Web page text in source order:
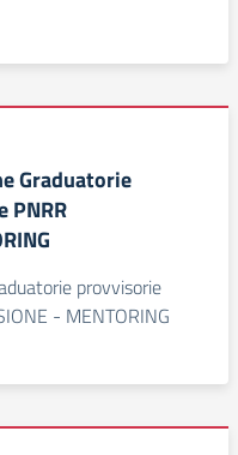
Graduatorie
PNRR
provvisorie
- MENTORING